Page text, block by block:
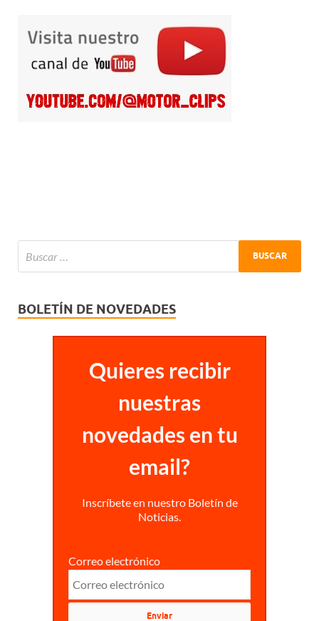
BOLETÍN DE NOVEDADES
Quieres recibir
nuestras
novedades en tu
email?
Inscríbete en nuestro Boletín de
Noticias.
Correo electrónico